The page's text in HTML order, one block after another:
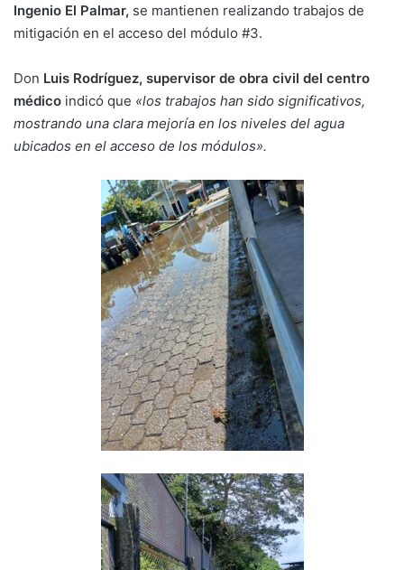
Ingenio El Palmar, se mantienen realizando trabajos de
mitigación en el acceso del módulo #3.
Don Luis Rodríguez, supervisor de obra civil del centro
médico indicó que «los trabajos han sido significativos,
mostrando una clara mejoría en los niveles del agua
ubicados en el acceso de los módulos».